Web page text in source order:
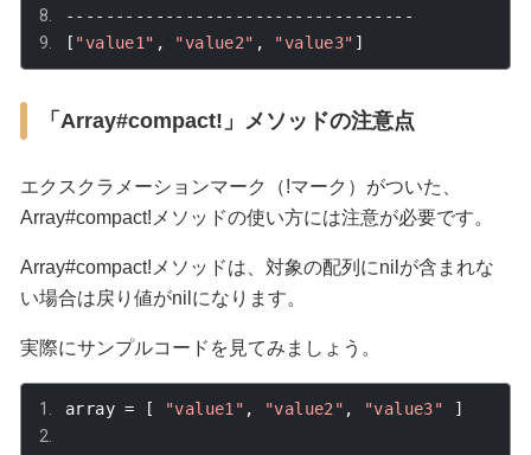
-----------------------------------
[ "value1" , "value2" , "value3" ]
「Array#compact!」メソッドの注意点
エクスクラメーションマーク（!マーク）がついた、
Array#compact!メソッドの使い方には注意が必要です。
Array#compact!メソッドは、対象の配列にnil が含まれな
い場合は戻り値がnil になります。
実際にサンプルコードを見てみましょう。
array = [ "value1" , "value2" , "value3" ]